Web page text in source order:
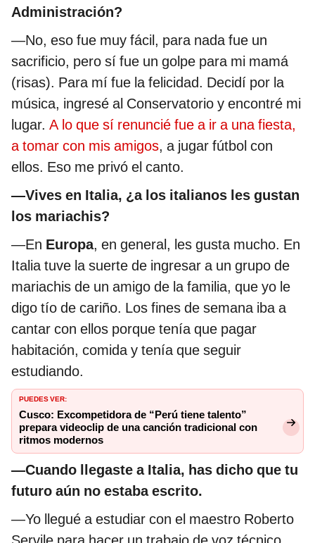
Administración?
—No, eso fue muy fácil, para nada fue un
sacrificio, pero sí fue un golpe para mi mamá
(risas). Para mí fue la felicidad. Decidí por la
música, ingresé al Conservatorio y encontré mi
lugar. A lo que sí renuncié fue a ir a una fiesta,
a tomar con mis amigos, a jugar fútbol con
ellos. Eso me privó el canto.
—Vives en Italia, ¿a los italianos les gustan
los mariachis?
—En Europa, en general, les gusta mucho. En
Italia tuve la suerte de ingresar a un grupo de
mariachis de un amigo de la familia, que yo le
digo tío de cariño. Los fines de semana iba a
cantar con ellos porque tenía que pagar
habitación, comida y tenía que seguir
estudiando.
PUEDES VER:
Cusco: Excompetidora de “Perú tiene talento”
prepara videoclip de una canción tradicional con
ritmos modernos
—Cuando llegaste a Italia, has dicho que tu
futuro aún no estaba escrito.
—Yo llegué a estudiar con el maestro Roberto